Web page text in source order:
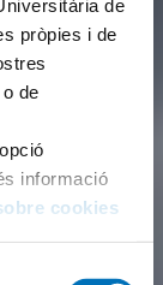
de
pròpies i de
de
informació
cookies